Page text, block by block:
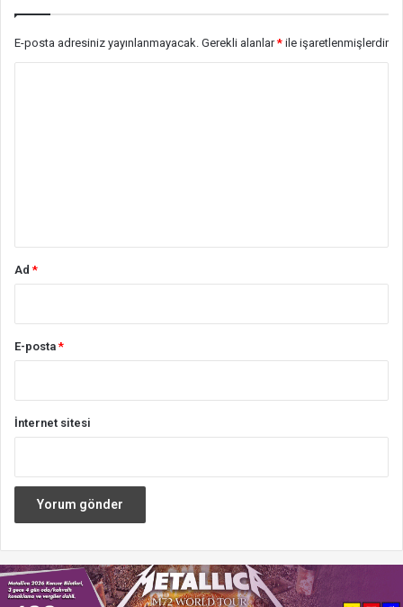
E-posta adresiniz yayınlanmayacak. Gerekli alanlar* ile işaretlenmişlerdir
Ad*
E-posta*
İnternet sitesi